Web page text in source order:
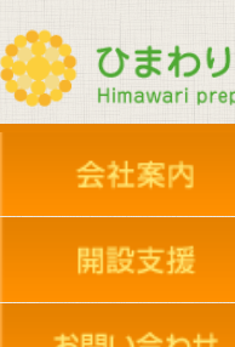
会社概要
新人採用・共育
夢プロジェクト
新人採用・共育
地域活動